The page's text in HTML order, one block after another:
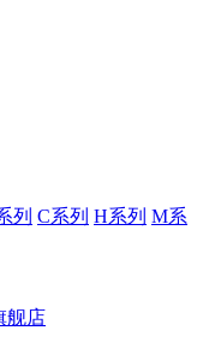
列 C系列 H系列 M系
舰店